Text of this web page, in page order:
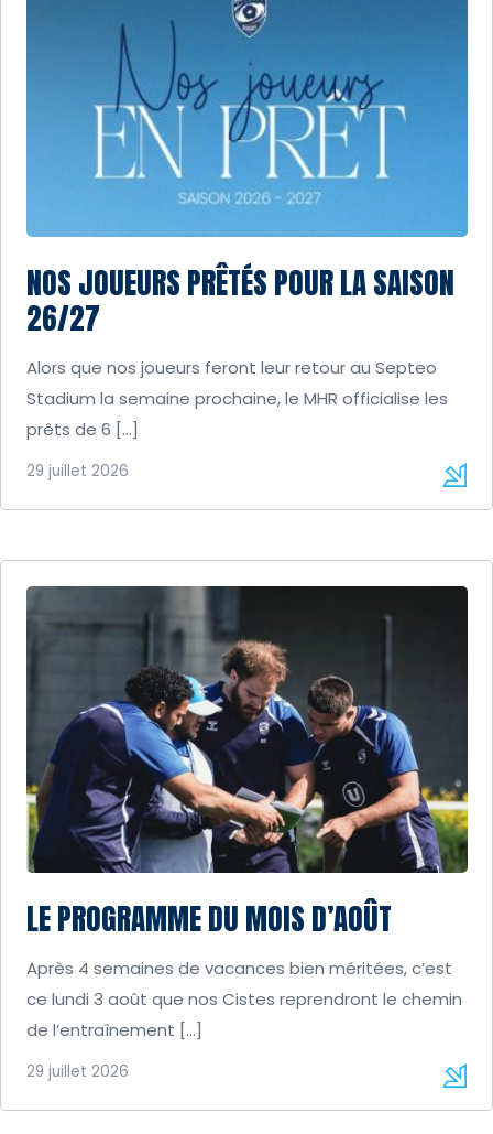
NOS JOUEURS PRÊTÉS POUR LA SAISON
26/27
Alors que nos joueurs feront leur retour au Septeo
Stadium la semaine prochaine, le MHR officialise les
prêts de 6 […]
29 juillet 2026
LE PROGRAMME DU MOIS D’AOÛT
Après 4 semaines de vacances bien méritées, c’est
ce lundi 3 août que nos Cistes reprendront le chemin
de l’entraînement […]
29 juillet 2026